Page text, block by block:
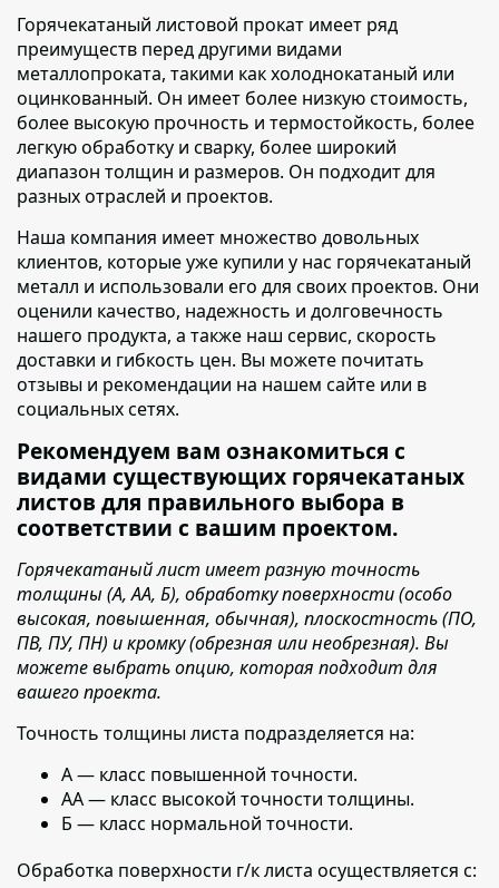
Горячекатаный листовой прокат имеет ряд
преимуществ перед другими видами
металлопроката, такими как холоднокатаный или
оцинкованный. Он имеет более низкую стоимость,
более высокую прочность и термостойкость, более
легкую обработку и сварку, более широкий
диапазон толщин и размеров. Он подходит для
разных отраслей и проектов.
Наша компания имеет множество довольных
клиентов, которые уже купили у нас горячекатаный
металл и использовали его для своих проектов. Они
оценили качество, надежность и долговечность
нашего продукта, а также наш сервис, скорость
доставки и гибкость цен. Вы можете почитать
отзывы и рекомендации на нашем сайте или в
социальных сетях.
Рекомендуем вам ознакомиться с
видами существующих горячекатаных
листов для правильного выбора в
соответствии с вашим проектом.
Горячекатаный лист имеет разную точность
толщины (А, АА, Б), обработку поверхности (особо
высокая, повышенная, обычная), плоскостность (ПО,
ПВ, ПУ, ПН) и кромку (обрезная или необрезная). Вы
можете выбрать опцию, которая подходит для
вашего проекта.
Точность толщины листа подразделяется на:
А — класс повышенной точности.
АА — класс высокой точности толщины.
Б — класс нормальной точности.
Обработка поверхности г/к листа осуществляется с: